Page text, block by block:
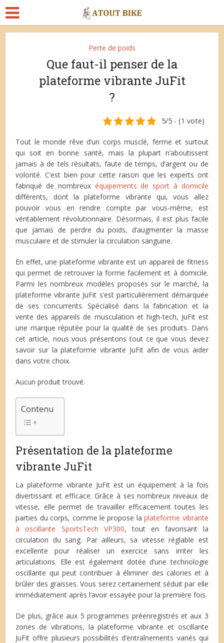
Perte de poids
Que faut-il penser de la
plateforme vibrante JuFit
?
5/5 - (1 vote)
Tout le monde rêve d’un corps musclé, ferme et surtout
qui soit en bonne santé, mais la plupart n’aboutissent
jamais à de tels résultats, faute de temps, d’argent ou de
volonté. C’est bien pour cette raison que les experts ont
fabriqué de nombreux équipements de sport à domicile
différents, dont la plateforme vibrante qui, vous allez
pouvoir vous en rendre compte par vous-même, est
véritablement révolutionnaire. Désormais, il est plus facile
que jamais de perdre du poids, d’augmenter la masse
musculaire et de stimuler la circulation sanguine.
En effet, une plateforme vibrante est un appareil de fitness
qui permet de retrouver la forme facilement et à domicile.
Parmi les nombreux modèles proposés sur le marché, la
plateforme vibrante JuFit s’est particulièrement démarquée
de ses concurrents. Spécialisé dans la fabrication et la
vente des appareils de musculation et high-tech, JuFit est
une marque réputée pour la qualité de ses produits. Dans
cet article, nous vous présentons tout ce que vous devez
savoir sur la plateforme vibrante JuFit afin de vous aider
dans votre choix.
Aucun produit trouvé.
Contenu
Présentation de la plateforme
vibrante JuFit
La plateforme vibrante JuFit est un équipement à la fois
divertissant et efficace. Grâce à ses nombreux niveaux de
vitesse, elle permet de travailler efficacement toutes les
parties du corps, comme le propose laplateforme vibrante
à oscillante SportsTech VP300, tout en favorisant la
circulation du sang. Par ailleurs, sa vitesse réglable est
excellente pour réaliser un exercice sans irriter les
articulations. Elle est également dotée d’une technologie
oscillante qui peut contribuer à éliminer des calories et à
brûler des graisses. Vous serez certainement séduit par elle
immédiatement après l’avoir essayée pour la première fois.
De plus, grâce aux 5 programmes préenregistrés et aux 3
zones de vibrations, la plateforme vibrante et oscillante
JuFit offre plusieurs possibilités d’entraînements variés qui